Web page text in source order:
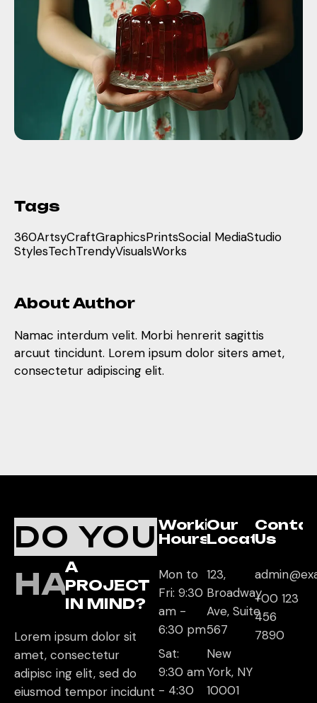
Tags
360ArtsyCraftGraphicsPrintsSocial MediaStudio
StylesTechTrendyVisualsWorks
About Author
Namac interdum velit. Morbi henrerit sagittis
arcuut tincidunt. Lorem ipsum dolor siters amet,
consectetur adipiscing elit.
DO YOU
HAVE
A
PROJECT
IN MIND?
Lorem ipsum dolor sit
amet, consectetur
adipisc ing elit, sed do
eiusmod tempor incidunt
Working
Hours
Mon to
Fri: 9:30
am -
6:30 pm
Sat:
9:30 am
- 4:30
Our
Location
123,
Broadway
Ave, Suite
567
New
York, NY
10001
Us
+00 123
456
7890